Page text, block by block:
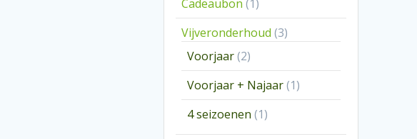
Cadeaubon 1
product
Vijveronderhoud 33
Voorjaar 22
producten
Voorjaar + Najaar 11
product
4 seizoenen 11
product